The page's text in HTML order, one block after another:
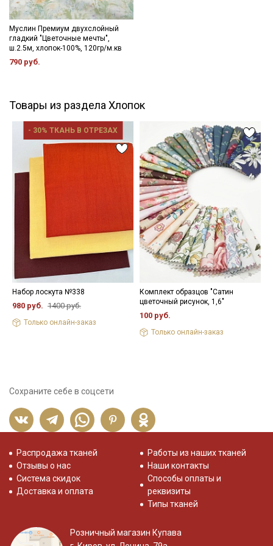
являются. Ширина ткани ±2см. Просим учитывать это при
заказе.
Цветопередача (тон) может отличаться от оригинального
цвета ткани в зависимости от настроек вашего монитора и в
зависимости от партии.
Муслин Премиум двухслойный
гладкий "Цветочные мечты",
ш.2.5м, хлопок-100%, 120гр/м.кв
790 руб.
Товары из раздела Хлопок
- 30% ТКАНЬ В ОТРЕЗАХ
Набор лоскута №338
980 руб. 1400 руб.
Только онлайн-заказ
Комплект образцов "Сатин
цветочный рисунок, 1,6"
100 руб.
Только онлайн-заказ
Сохраните себе в соцсети
Распродажа тканей
Отзывы о нас
Система скидок
Доставка и оплата
Работы из наших тканей
Наши контакты
Способы оплаты и
реквизиты
Типы тканей
Розничный магазин Купава